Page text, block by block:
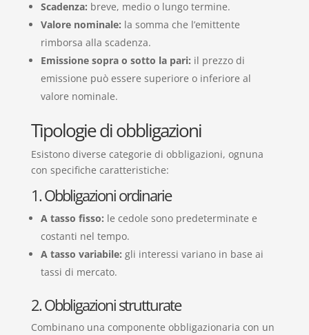
Scadenza: breve, medio o lungo termine.
Valore nominale: la somma che l’emittente
rimborsa alla scadenza.
Emissione sopra o sotto la pari: il prezzo di
emissione può essere superiore o inferiore al
valore nominale.
Tipologie di obbligazioni
Esistono diverse categorie di obbligazioni, ognuna
con specifiche caratteristiche:
1. Obbligazioni ordinarie
A tasso fisso: le cedole sono predeterminate e
costanti nel tempo.
A tasso variabile: gli interessi variano in base ai
tassi di mercato.
2. Obbligazioni strutturate
Combinano una componente obbligazionaria con un